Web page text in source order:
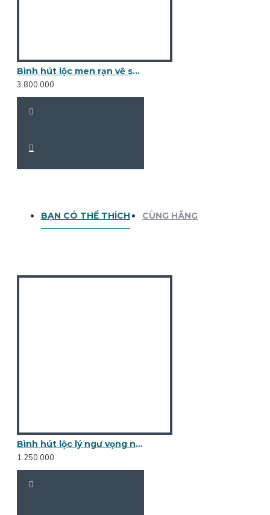
Bình hút lộc men rạn vẽ sen phú quý vàng kim BL14B
3.800.000
BẠN CÓ THỂ THÍCH CÙNG HÃNG
Bình hút lộc lý ngư vọng nguyệt BL17C
1.250.000